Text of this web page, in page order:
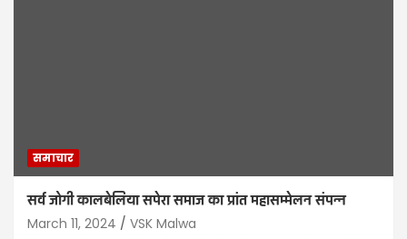
समाचार
सर्व जोगी कालबेलिया सपेरा समाज का प्रांत महासम्मेलन संपन्न
March 11, 2024 VSK Malwa